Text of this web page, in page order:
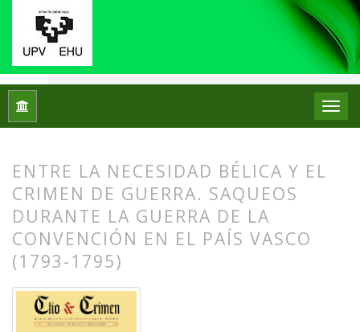
Inicio Núm. 21 (2024): Crímenes de guerra a
ENTRE LA NECESIDAD BÉLICA Y EL
CRIMEN DE GUERRA. SAQUEOS
DURANTE LA GUERRA DE LA
CONVENCIÓN EN EL PAÍS VASCO
(1793-1795)